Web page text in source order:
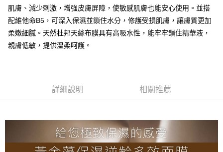
運送方式
全家取貨付款
每筆NT$80，滿NT$2,000(含以上)免運費
每筆NT$80，滿NT$2,000(含以上)免運費
肌膚、減少刺激，增強皮膚屏障，使敏感肌膚也能安心使用。並搭
配維他命B5，可深入保濕並鎖住水分，修護受損肌膚，讓膚質更加
柔嫩細膩。天然杜邦天絲布膜具有高吸水性，能牢牢鎖住精華液，
親膚低敏，提供溫柔呵護。
詳細說明 相關推薦